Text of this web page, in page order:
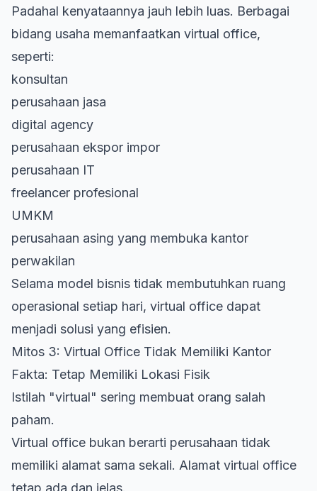
Padahal kenyataannya jauh lebih luas. Berbagai
bidang usaha memanfaatkan virtual office,
seperti:
konsultan
perusahaan jasa
digital agency
perusahaan ekspor impor
perusahaan IT
freelancer profesional
UMKM
perusahaan asing yang membuka kantor
perwakilan
Selama model bisnis tidak membutuhkan ruang
operasional setiap hari, virtual office dapat
menjadi solusi yang efisien.
Mitos 3: Virtual Office Tidak Memiliki Kantor
Fakta: Tetap Memiliki Lokasi Fisik
Istilah "virtual" sering membuat orang salah
paham.
Virtual office bukan berarti perusahaan tidak
memiliki alamat sama sekali. Alamat virtual office
tetap ada dan jelas.